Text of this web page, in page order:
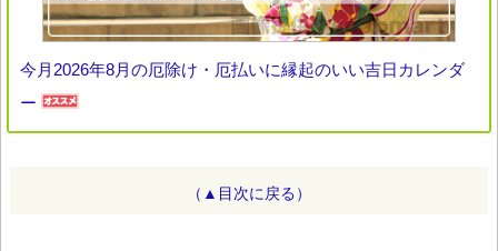
今月2026年8月の厄除け・厄払いに縁起のいい吉日カレンダ
ー
（▲目次に戻る）